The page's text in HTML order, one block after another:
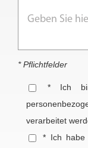
* Pflichtfelder
* Ich
verarbeitet
* Ich habe